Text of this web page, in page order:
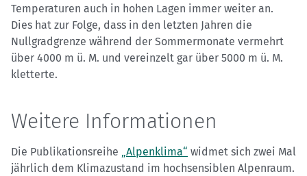
Temperaturen auch in hohen Lagen immer weiter an.
Dies hat zur Folge, dass in den letzten Jahren die
Nullgradgrenze während der Sommermonate vermehrt
über 4000 m ü. M. und vereinzelt gar über 5000 m ü. M.
kletterte.
Weitere Informationen
Die Publikationsreihe „Alpenklima“ widmet sich zwei Mal
jährlich dem Klimazustand im hochsensiblen Alpenraum.